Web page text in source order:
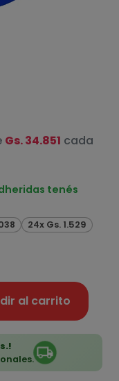
Gs. 34.851 cada
tenés
24x Gs. 1.529
al carrito